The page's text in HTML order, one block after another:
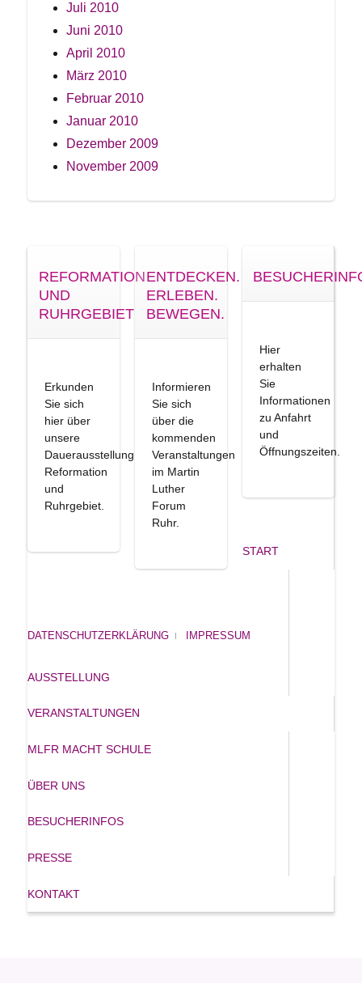
Juli 2010
Juni 2010
April 2010
März 2010
Februar 2010
Januar 2010
Dezember 2009
November 2009
REFORMATION
UND
RUHRGEBIET
Erkunden
Sie sich
hier über
unsere
Dauerausstellung
Reformation
und
Ruhrgebiet.
ENTDECKEN.
ERLEBEN.
BEWEGEN.
Informieren
Sie sich
über die
kommenden
Veranstaltungen
im Martin
Luther
Forum
Ruhr.
Hier
erhalten
Sie
Informationen
zu Anfahrt
und
Öffnungszeiten.
DATENSCHUTZERKLÄRUNG IMPRESSUM
START
AUSSTELLUNG
VERANSTALTUNGEN
MLFR MACHT SCHULE
ÜBER UNS
BESUCHERINFOS
PRESSE
KONTAKT